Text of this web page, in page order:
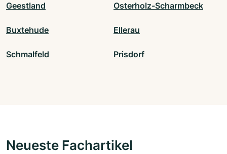
Geestland Osterholz-Scharmbeck
Buxtehude Ellerau
Schmalfeld Prisdorf
Neueste Fachartikel